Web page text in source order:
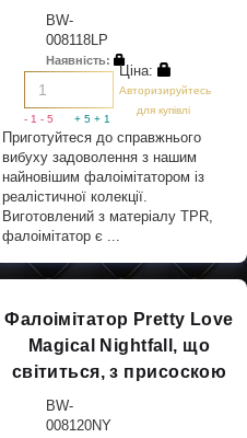
BW-
008118LP
Наявність:
+ 1
- 1 - 5 + 5
Ціна:
Авторизируйтесь
для купівлі
Приготуйтеся до справжнього
вибуху задоволення з нашим
найновішим фалоімітатором із
реалістичної колекції.
Виготовлений з матеріалу TPR,
фалоімітатор є ...
Фалоімітатор Pretty Love
Magical Nightfall, що
світиться, з присоскою
BW-
008120NY